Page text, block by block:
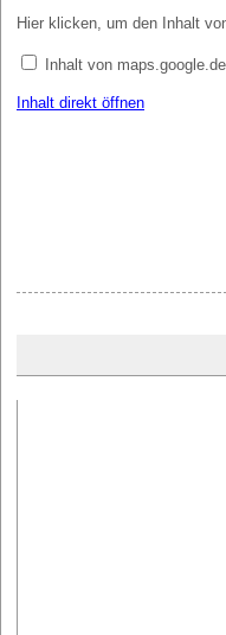
Hier klicken, um den Inhalt
Inhalt von
Inhalt direkt öffnen